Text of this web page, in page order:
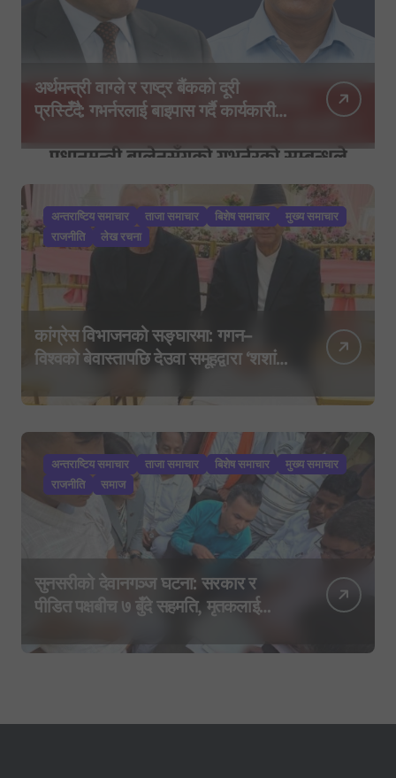
अर्थमन्त्री वाग्ले र राष्ट्र बैंकको दूरी
प्रस्टिँदै: गभर्नरलाई बाइपास गर्दै कार्यकारी
अन्तराष्टिय समाचार ताजा समाचार बिशेष समाचार
मुख्य समाचार
राजनीति
लेख रचना
कांग्रेस विभाजनको सङ्घारमा: गगन–
विश्वको बेवास्तापछि देउवा समूहद्वारा ‘शशांक
यात्राको घोषणा तयारी!
अन्तराष्टिय समाचार ताजा समाचार बिशेष समाचार
मुख्य समाचार
राजनीति
समाज
सुनसरीको देवानगञ्ज घटना: सरकार र
पीडित पक्षबीच ७ बुँदे सहमति, मृतकलाई